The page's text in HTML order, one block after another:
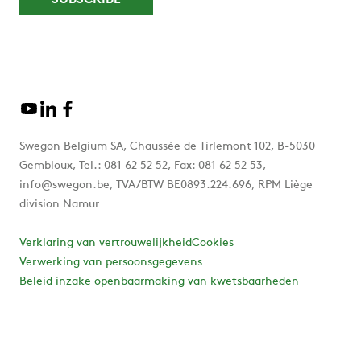
Swegon Belgium SA, Chaussée de Tirlemont 102, B-5030
Gembloux, Tel.: 081 62 52 52, Fax: 081 62 52 53,
info@swegon.be, TVA/BTW BE0893.224.696, RPM Liège
division Namur
Verklaring van vertrouwelijkheidCookies
Verwerking van persoonsgegevens
Beleid inzake openbaarmaking van kwetsbaarheden